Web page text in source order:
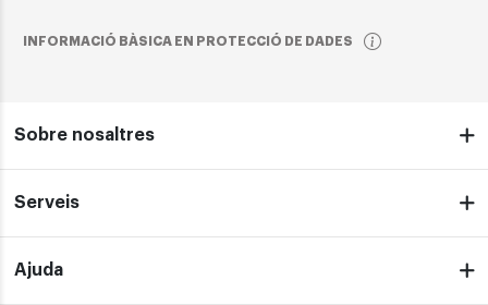
INFORMACIÓ BÀSICA EN PROTECCIÓ DE DADES
Sobre nosaltres
Serveis
Ajuda